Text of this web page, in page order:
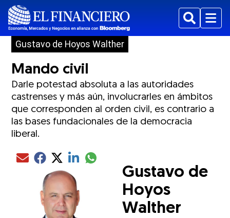
BuscarMenu
Gustavo de Hoyos Walther
Mando civil
Darle potestad absoluta a las autoridades
castrenses y más aún, involucrarles en ámbitos
que corresponden al orden civil, es contrario a
las bases fundacionales de la democracia
liberal.
Compartir el artículo actual mediante Email
Compartir el artículo actual mediante Facebook
Compartir el artículo actual mediante Twitter
Compartir el artículo actual mediante LinkedIn
Compartir el artículo actual mediante
Gustavo de
Hoyos
Walther